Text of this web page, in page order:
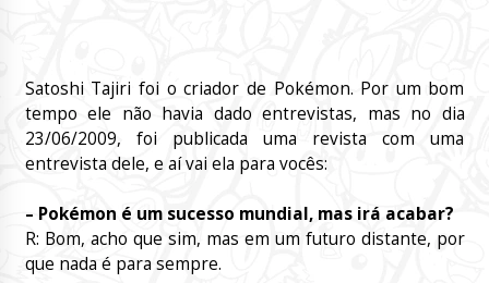
Satoshi Tajiri foi o criador de Pokémon. Por um bom
tempo ele não havia dado entrevistas, mas no dia
23/06/2009, foi publicada uma revista com uma
entrevista dele, e aí vai ela para vocês:
– Pokémon é um sucesso mundial, mas irá acabar?
R: Bom, acho que sim, mas em um futuro distante, por
que nada é para sempre.